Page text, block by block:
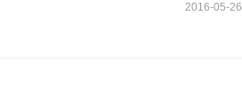
2016-05-26